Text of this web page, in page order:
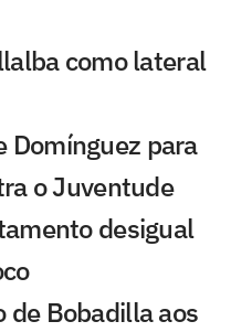
como lateral
Domínguez para
o Juventude
desigual
de Bobadilla aos